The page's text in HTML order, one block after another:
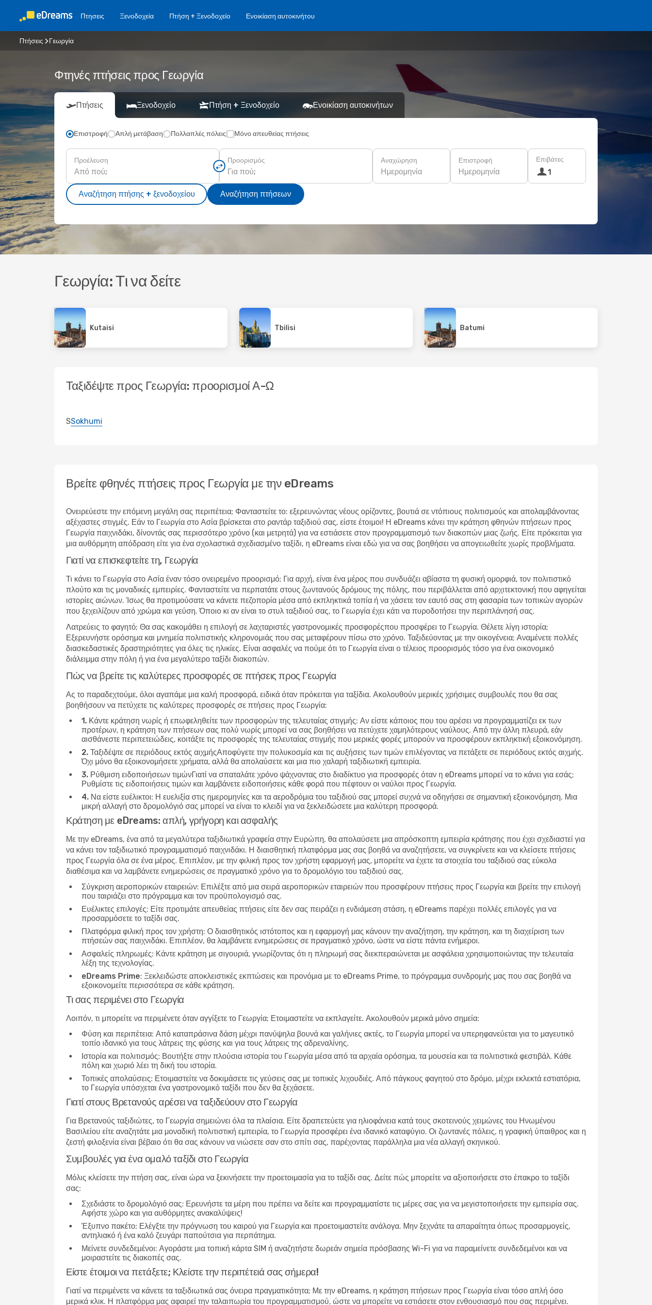
Πτησεις Ξενοδοχεία Πτήση + Ξενοδοχείο Ενοικίαση αυτοκινήτου
Πτήσεις Γεωργία
Φτηνές πτήσεις προς Γεωργία
Πτήσεις Ξενοδοχείο Πτήση + Ξενοδοχείο Ενοικίαση αυτοκινήτων
Επιστροφή Απλή μετάβαση Πολλαπλές πόλεις Μόνο απευθείας πτήσεις
Προέλευση Προορισμός Αναχώρηση
Ημερομηνία
Επιστροφή
Ημερομηνία
Επιβάτες
1
Αναζήτηση πτήσης + ξενοδοχείου Αναζήτηση πτήσεων
Γεωργία: Τι να δείτε
Kutaisi Tbilisi Batumi
Ταξιδέψτε προς Γεωργία: προορισμοί Α-Ω
SSokhumi
Βρείτε φθηνές πτήσεις προς Γεωργία με την eDreams
Ονειρεύεστε την επόμενη μεγάλη σας περιπέτεια; Φανταστείτε το: εξερευνώντας νέους ορίζοντες, βουτιά σε ντόπιους πολιτισμούς και απολαμβάνοντας
αξέχαστες στιγμές. Εάν το Γεωργία στο Ασία βρίσκεται στο ραντάρ ταξιδιού σας, είστε έτοιμοι! Η eDreams κάνει την κράτηση φθηνών πτήσεων προς
Γεωργία παιχνιδάκι, δίνοντάς σας περισσότερο χρόνο (και μετρητά) για να εστιάσετε στον προγραμματισμό των διακοπών μιας ζωής. Είτε πρόκειται για
μια αυθόρμητη απόδραση είτε για ένα σχολαστικά σχεδιασμένο ταξίδι, η eDreams είναι εδώ για να σας βοηθήσει να απογειωθείτε χωρίς προβλήματα.
Γιατί να επισκεφτείτε τη, Γεωργία
Τι κάνει το Γεωργία στο Ασία έναν τόσο ονειρεμένο προορισμό; Για αρχή, είναι ένα μέρος που συνδυάζει αβίαστα τη φυσική ομορφιά, τον πολιτιστικό
πλούτο και τις μοναδικές εμπειρίες. Φανταστείτε να περπατάτε στους ζωντανούς δρόμους της πόλης, που περιβάλλεται από αρχιτεκτονική που αφηγείται
ιστορίες αιώνων. Ίσως θα προτιμούσατε να κάνετε πεζοπορία μέσα από εκπληκτικά τοπία ή να χάσετε τον εαυτό σας στη φασαρία των τοπικών αγορών
που ξεχειλίζουν από χρώμα και γεύση. Όποιο κι αν είναι το στυλ ταξιδιού σας, το Γεωργία έχει κάτι να πυροδοτήσει την περιπλάνησή σας.
Λατρεύεις το φαγητό; Θα σας κακομάθει η επιλογή σε λαχταριστές γαστρονομικές προσφορέςπου προσφέρει το Γεωργία. Θέλετε λίγη ιστορία;
Εξερευνήστε ορόσημα και μνημεία πολιτιστικής κληρονομιάς που σας μεταφέρουν πίσω στο χρόνο. Ταξιδεύοντας με την οικογένεια; Αναμένετε πολλές
διασκεδαστικές δραστηριότητες για όλες τις ηλικίες. Είναι ασφαλές να πούμε ότι το Γεωργία είναι ο τέλειος προορισμός τόσο για ένα οικονομικό
διάλειμμα στην πόλη ή για ένα μεγαλύτερο ταξίδι διακοπών.
Πώς να βρείτε τις καλύτερες προσφορές σε πτήσεις προς Γεωργία
Ας το παραδεχτούμε, όλοι αγαπάμε μια καλή προσφορά, ειδικά όταν πρόκειται για ταξίδια. Ακολουθούν μερικές χρήσιμες συμβουλές που θα σας
βοηθήσουν να πετύχετε τις καλύτερες προσφορές σε πτήσεις προς Γεωργία:
1. Κάντε κράτηση νωρίς ή επωφεληθείτε των προσφορών της τελευταίας στιγμής: Αν είστε κάποιος που του αρέσει να προγραμματίζει εκ των
προτέρων, η κράτηση των πτήσεων σας πολύ νωρίς μπορεί να σας βοηθήσει να πετύχετε χαμηλότερους ναύλους. Από την άλλη πλευρά, εάν
αισθάνεστε περιπετειώδεις, κοιτάξτε τις προσφορές της τελευταίας στιγμής που μερικές φορές μπορούν να προσφέρουν εκπληκτική εξοικονόμηση.
2. Ταξιδέψτε σε περιόδους εκτός αιχμήςΑποφύγετε την πολυκοσμία και τις αυξήσεις των τιμών επιλέγοντας να πετάξετε σε περιόδους εκτός αιχμής.
Όχι μόνο θα εξοικονομήσετε χρήματα, αλλά θα απολαύσετε και μια πιο χαλαρή ταξιδιωτική εμπειρία.
3. Ρύθμιση ειδοποιήσεων τιμώνΓιατί να σπαταλάτε χρόνο ψάχνοντας στο διαδίκτυο για προσφορές όταν η eDreams μπορεί να το κάνει για εσάς;
Ρυθμίστε τις ειδοποιήσεις τιμών και λαμβάνετε ειδοποιήσεις κάθε φορά που πέφτουν οι ναύλοι προς Γεωργία.
4. Να είστε ευέλικτοι: Η ευελιξία στις ημερομηνίες και τα αεροδρόμια του ταξιδιού σας μπορεί συχνά να οδηγήσει σε σημαντική εξοικονόμηση. Μια
μικρή αλλαγή στο δρομολόγιό σας μπορεί να είναι το κλειδί για να ξεκλειδώσετε μια καλύτερη προσφορά.
Κράτηση με eDreams: απλή, γρήγορη και ασφαλής
Με την eDreams, ένα από τα μεγαλύτερα ταξιδιωτικά γραφεία στην Ευρώπη, θα απολαύσετε μια απρόσκοπτη εμπειρία κράτησης που έχει σχεδιαστεί για
να κάνει τον ταξιδιωτικό προγραμματισμό παιχνιδάκι. Η διαισθητική πλατφόρμα μας σας βοηθά να αναζητήσετε, να συγκρίνετε και να κλείσετε πτήσεις
προς Γεωργία όλα σε ένα μέρος. Επιπλέον, με την φιλική προς τον χρήστη εφαρμογή μας, μπορείτε να έχετε τα στοιχεία του ταξιδιού σας εύκολα
διαθέσιμα και να λαμβάνετε ενημερώσεις σε πραγματικό χρόνο για το δρομολόγιο του ταξιδιού σας.
Σύγκριση αεροπορικών εταιρειών: Επιλέξτε από μια σειρά αεροπορικών εταιρειών που προσφέρουν πτήσεις προς Γεωργία και βρείτε την επιλογή
που ταιριάζει στο πρόγραμμα και τον προϋπολογισμό σας.
Ευέλικτες επιλογές: Είτε προτιμάτε απευθείας πτήσεις είτε δεν σας πειράζει η ενδιάμεση στάση, η eDreams παρέχει πολλές επιλογές για να
προσαρμόσετε το ταξίδι σας.
Πλατφόρμα φιλική προς τον χρήστη: Ο διαισθητικός ιστότοπος και η εφαρμογή μας κάνουν την αναζήτηση, την κράτηση, και τη διαχείριση των
πτήσεών σας παιχνιδάκι. Επιπλέον, θα λαμβάνετε ενημερώσεις σε πραγματικό χρόνο, ώστε να είστε πάντα ενήμεροι.
Ασφαλείς πληρωμές: Κάντε κράτηση με σιγουριά, γνωρίζοντας ότι η πληρωμή σας διεκπεραιώνεται με ασφάλεια χρησιμοποιώντας την τελευταία
λέξη της τεχνολογίας.
eDreams Prime: Ξεκλειδώστε αποκλειστικές εκπτώσεις και προνόμια με το eDreams Prime, το πρόγραμμα συνδρομής μας που σας βοηθά να
εξοικονομείτε περισσότερα σε κάθε κράτηση.
Τι σας περιμένει στο Γεωργία
Λοιπόν, τι μπορείτε να περιμένετε όταν αγγίξετε το Γεωργία; Ετοιμαστείτε να εκπλαγείτε. Ακολουθούν μερικά μόνο σημεία:
Φύση και περιπέτεια: Από καταπράσινα δάση μέχρι πανύψηλα βουνά και γαλήνιες ακτές, το Γεωργία μπορεί να υπερηφανεύεται για το μαγευτικό
τοπίο ιδανικό για τους λάτρεις της φύσης και για τους λάτρεις της αδρεναλίνης.
Ιστορία και πολιτισμός: Βουτήξτε στην πλούσια ιστορία του Γεωργία μέσα από τα αρχαία ορόσημα, τα μουσεία και τα πολιτιστικά φεστιβάλ. Κάθε
πόλη και χωριό λέει τη δική του ιστορία.
Τοπικές απολαύσεις: Ετοιμαστείτε να δοκιμάσετε τις γεύσεις σας με τοπικές λιχουδιές. Από πάγκους φαγητού στο δρόμο, μέχρι εκλεκτά εστιατόρια,
το Γεωργία υπόσχεται ένα γαστρονομικό ταξίδι που δεν θα ξεχάσετε.
Γιατί στους Βρετανούς αρέσει να ταξιδεύουν στο Γεωργία
Για Βρετανούς ταξιδιώτες, το Γεωργία σημειώνει όλα τα πλαίσια. Είτε δραπετεύετε για ηλιοφάνεια κατά τους σκοτεινούς χειμώνες του Ηνωμένου
Βασιλείου είτε αναζητάτε μια μοναδική πολιτιστική εμπειρία, το Γεωργία προσφέρει ένα ιδανικό καταφύγιο. Οι ζωντανές πόλεις, η γραφική ύπαιθρος και η
ζεστή φιλοξενία είναι βέβαιο ότι θα σας κάνουν να νιώσετε σαν στο σπίτι σας, παρέχοντας παράλληλα μια νέα αλλαγή σκηνικού.
Συμβουλές για ένα ομαλό ταξίδι στο Γεωργία
Μόλις κλείσετε την πτήση σας, είναι ώρα να ξεκινήσετε την προετοιμασία για το ταξίδι σας. Δείτε πώς μπορείτε να αξιοποιήσετε στο έπακρο το ταξίδι
σας:
Σχεδιάστε το δρομολόγιό σας: Ερευνήστε τα μέρη που πρέπει να δείτε και προγραμματίστε τις μέρες σας για να μεγιστοποιήσετε την εμπειρία σας.
Αφήστε χώρο και για αυθόρμητες ανακαλύψεις!
Έξυπνο πακέτο: Ελέγξτε την πρόγνωση του καιρού για Γεωργία και προετοιμαστείτε ανάλογα. Μην ξεχνάτε τα απαραίτητα όπως προσαρμογείς,
αντηλιακό ή ένα καλό ζευγάρι παπούτσια για περπάτημα.
Μείνετε συνδεδεμένοι: Αγοράστε μια τοπική κάρτα SIM ή αναζητήστε δωρεάν σημεία πρόσβασης Wi-Fi για να παραμείνετε συνδεδεμένοι και να
μοιραστείτε τις διακοπές σας.
Είστε έτοιμοι να πετάξετε; Κλείστε την περιπέτειά σας σήμερα!
Γιατί να περιμένετε να κάνετε τα ταξιδιωτικά σας όνειρα πραγματικότητα; Με την eDreams, η κράτηση πτήσεων προς Γεωργία είναι τόσο απλή όσο
μερικά κλικ. Η πλατφόρμα μας αφαιρεί την ταλαιπωρία του προγραμματισμού, ώστε να μπορείτε να εστιάσετε στον ενθουσιασμό που σας περιμένει.